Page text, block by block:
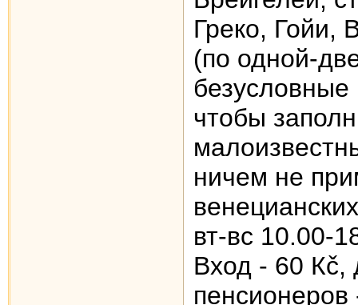
Греко, Гойи,
(по одной-
чтобы
ничем не
вт-вс 10.00-
Вход - 60 Кč,
пенсионеров